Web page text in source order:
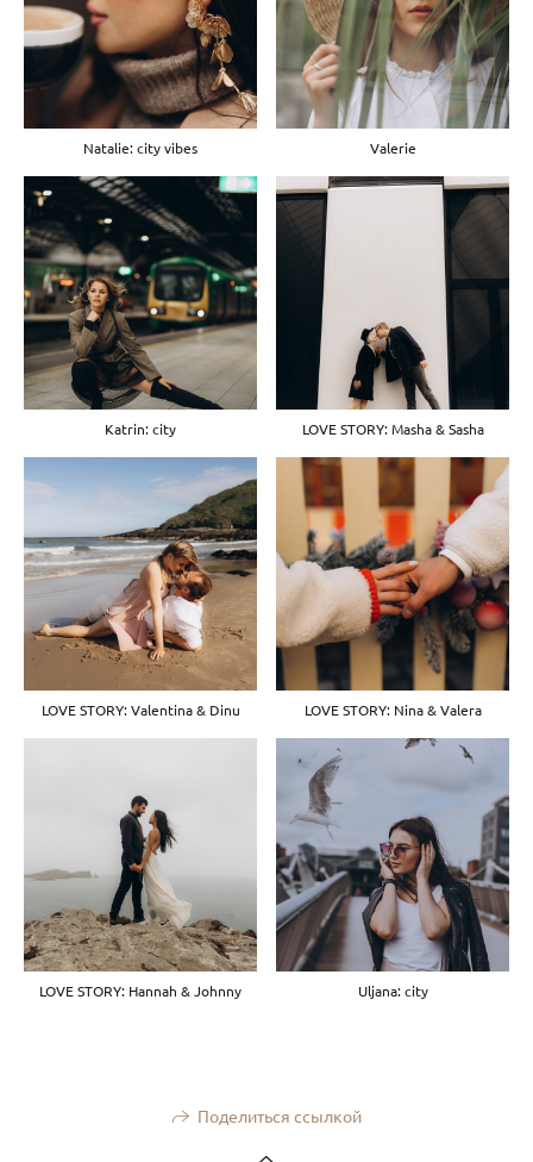
Natalie: city vibes Valerie
Katrin: city LOVE STORY: Masha & Sasha
LOVE STORY: Valentina & Dinu LOVE STORY: Nina & Valera
LOVE STORY: Hannah & Johnny Uljana: city
Поделиться ссылкой